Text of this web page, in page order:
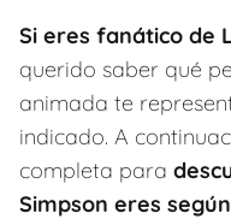
Si eres fanático de
querido saber qué
animada te
indicado. A
completa para
Simpson eres